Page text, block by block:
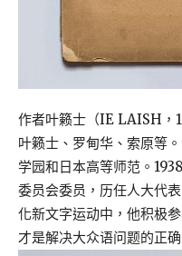
作者叶籁士（IE LAISH，
叶籁士、罗甸华、索原等
学园和日本高等师范。
委员会委员，历任人大代
化新文字运动中，他积极
才是解决大众语问题的正确